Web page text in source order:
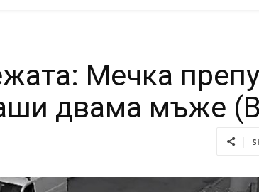
Мечка
двама мъже